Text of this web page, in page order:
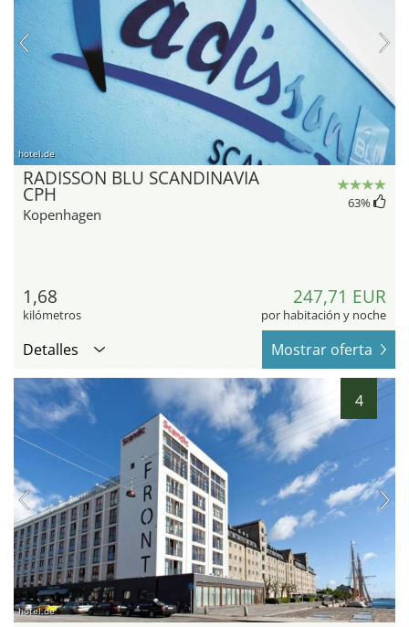
hotel.de
RADISSON BLU SCANDINAVIA
CPH
Kopenhagen
63%
1,68
kilómetros
247,71 EUR
por habitación y noche
Detalles Mostrar oferta
4
hotel.de